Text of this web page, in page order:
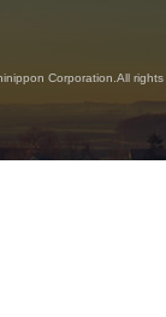
Corporation.All